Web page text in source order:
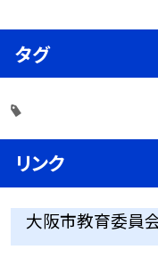
タグ
リンク
大阪市教育委員